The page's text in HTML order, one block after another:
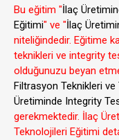
Bu eğitim "İlaç
Eğitimi" ve "İlaç
niteliğindedir. Eğitime
teknikleri ve integrity
olduğunuzu beyan
Filtrasyon Teknikleri
Üretiminde Integrity
gerekmektedir. İlaç
Teknolojileri Eğitimi